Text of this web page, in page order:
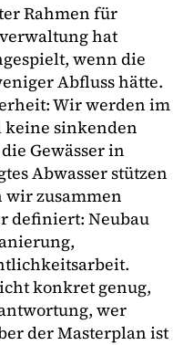
Rahmen für
hat
wenn die
Abfluss hätte.
Wir werden im
keine sinkenden
Gewässer in
Abwasser stützen
zusammen
definiert: Neubau
konkret genug,
wer
der Masterplan ist